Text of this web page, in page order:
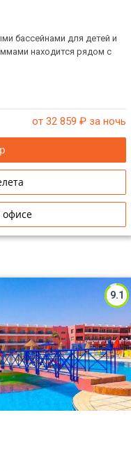
бассейнами для детей и
находится рядом с
от 32 859 ₽ за ночь
офисе
9.1